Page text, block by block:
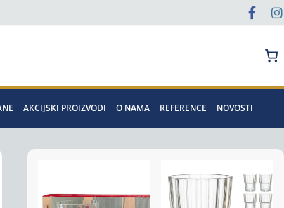
AKCIJSKI PROIZVODI O NAMA REFERENCE NOVOSTI